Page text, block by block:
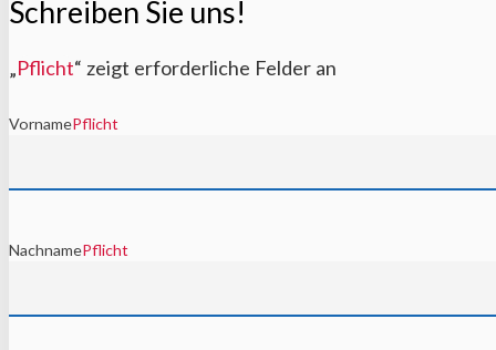
Schreiben Sie uns!
„Pflicht“ zeigt erforderliche Felder an
VornamePflicht
NachnamePflicht